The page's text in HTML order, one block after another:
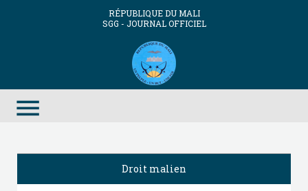
RÉPUBLIQUE DU MALI
SGG - JOURNAL OFFICIEL
menu
Droit malien